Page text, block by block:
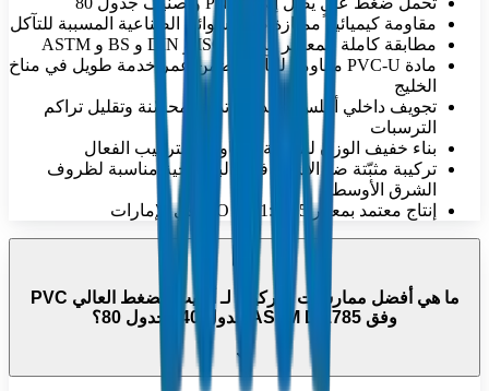
مقاومة كيميائية ممتازة ضد السوائل الصناعية المسببة للتآكل
مطابقة كاملة للمعايير الدولية ISO و DIN و BS و ASTM
مادة PVC-U مقاومة للتآكل تضمن عمر خدمة طويل في مناخ
الخليج
تجويف داخلي أملس لمعدلات تدفق محسّنة وتقليل تراكم
الترسبات
بناء خفيف الوزن لسهولة المناولة والتركيب الفعال
تركيبة مثبّتة ضد الأشعة فوق البنفسجية مناسبة لظروف
الشرق الأوسط
إنتاج معتمد بمعيار ISO 9001:2015 في الإمارات
ما هي أفضل ممارسات التركيب لـ أنابيب الضغط العالي PVC
وفق ASTM D 1785 جدول 40 / جدول 80؟